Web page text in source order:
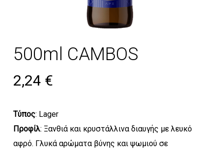
500ml CAMBOS
2,24 €
Τύπος: Lager
Προφίλ: Ξανθιά και κρυστάλλινα διαυγής με λευκό
αφρό. Γλυκά αρώματα βύνης και ψωμιού σε